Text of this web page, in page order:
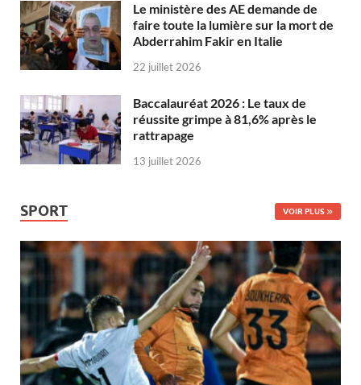
Le ministère des AE demande de
faire toute la lumière sur la mort de
Abderrahim Fakir en Italie
22 juillet 2026
Baccalauréat 2026 : Le taux de
réussite grimpe à 81,6% après le
rattrapage
13 juillet 2026
SPORT VOIR PLUS